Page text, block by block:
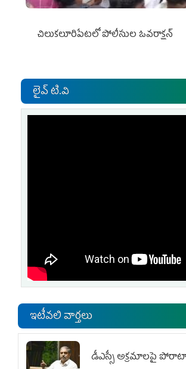
చిలుక‌లూరిపేట‌లో పోలీసుల ఓవ‌రాక్ష‌న్‌
లైవ్ టి.వి
ఇటీవలి వార్తలు
డీఎస్సీ అక్రమాలపై